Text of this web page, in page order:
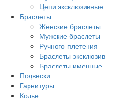
Цепи эксклюзивные
Браслеты
Женские браслеты
Мужские браслеты
Ручного-плетения
Браслеты эксклюзив
Браслеты именные
Подвески
Гарнитуры
Колье